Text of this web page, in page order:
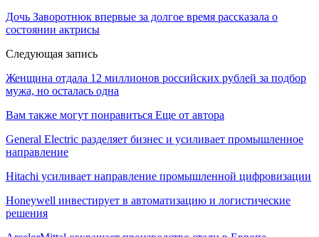
Дочь Заворотнюк впервые за долгое время рассказала о
состоянии актрисы
Следующая запись
Женщина отдала 12 миллионов российских рублей за подбор
мужа, но осталась одна
Вам также могут понравиться Еще от автора
General Electric разделяет бизнес и усиливает промышленное
направление
Hitachi усиливает направление промышленной цифровизации
Honeywell инвестирует в автоматизацию и логистические
решения